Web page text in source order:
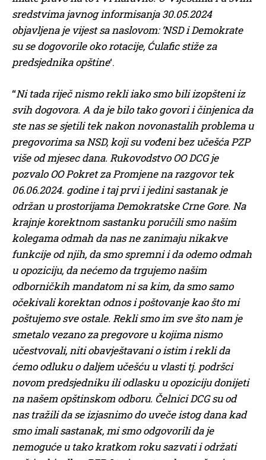
sredstvima javnog informisanja 30.05.2024
objavljena je vijest sa naslovom: ‘NSD i Demokrate
su se dogovorile oko rotacije, Ćulafic stiže za
predsjednika opštine‘.
“Ni tada riječ nismo rekli iako smo bili izopšteni iz
svih dogovora. A da je bilo tako govori i činjenica da
ste nas se sjetili tek nakon novonastalih problema u
pregovorima sa NSD, koji su vođeni bez učešća PZP
više od mjesec dana. Rukovodstvo OO DCG je
pozvalo OO Pokret za Promjene na razgovor tek
06.06.2024. godine i taj prvi i jedini sastanak je
održan u prostorijama Demokratske Crne Gore. Na
krajnje korektnom sastanku poručili smo našim
kolegama odmah da nas ne zanimaju nikakve
funkcije od njih, da smo spremni i da odemo odmah
u opoziciju, da nećemo da trgujemo našim
odborničkih mandatom ni sa kim, da smo samo
očekivali korektan odnos i poštovanje kao što mi
poštujemo sve ostale. Rekli smo im sve što nam je
smetalo vezano za pregovore u kojima nismo
učestvovali, niti obavještavani o istim i rekli da
ćemo odluku o daljem učešću u vlasti tj. podršci
novom predsjedniku ili odlasku u opoziciju donijeti
na našem opštinskom odboru. Čelnici DCG su od
nas tražili da se izjasnimo do uveče istog dana kad
smo imali sastanak, mi smo odgovorili da je
nemoguće u tako kratkom roku sazvati i održati